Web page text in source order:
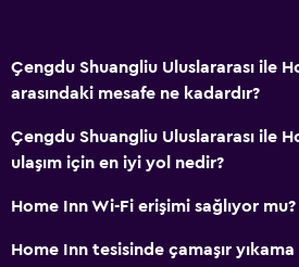
Çengdu Shuangliu Uluslararası ile
arasındaki mesafe ne kadardır?
Çengdu Shuangliu Uluslararası ile
ulaşım için en iyi yol nedir?
Home Inn Wi-Fi erişimi sağlıyor mu?
Home Inn tesisinde çamaşır